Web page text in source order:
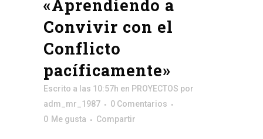
«Aprendiendo a
Convivir con el
Conflicto
pacíficamente»
Escrito a las 10:57h en PROYECTOS por
adm_mr_1987
0 Comentarios
0 Me gusta Compartir